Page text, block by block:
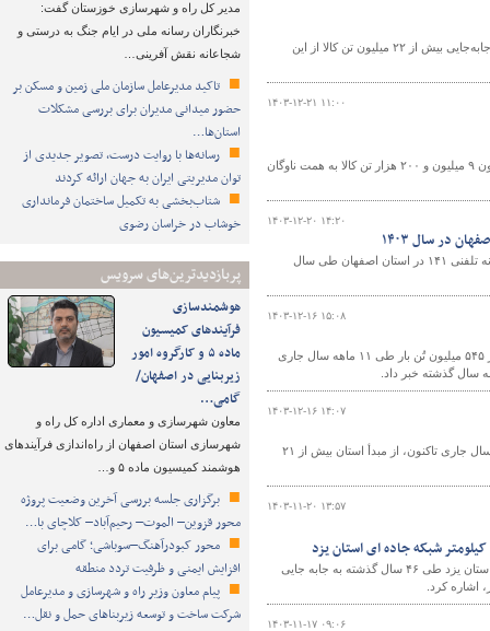
مدیر کل راه و شهرسازی خوزستان گفت:
خبرنگاران رسانه ملی در ایام جنگ به درستی و
شجاعانه نقش آفرینی…
تاکید مدیرعامل سازمان ملی زمین و مسکن بر
حضور میدانی مدیران برای بررسی مشکلات
استان‌ها…
رسانه‌ها با روایت درست، تصویر جدیدی از
توان مدیریتی ایران به جهان ارائه کردند
شتاب‌بخشی به تکمیل ساختمان فرمانداری
خوشاب در خراسان رضوی
پربازدیدترین‌های سرویس
هوشمندسازی
فرآیندهای کمیسیون
ماده ۵ و کارگروه امور
زیربنایی در اصفهان/
گامی…
معاون شهرسازی و معماری اداره کل راه و
شهرسازی استان اصفهان از راه‌اندازی فرآیندهای
هوشمند کمیسیون ماده ۵ و…
برگزاری جلسه بررسی آخرین وضعیت پروژه
محور قزوین– الموت– رحیم‌آباد– کلاچای با…
محور کبودرآهنگ–سوباشی؛ گامی برای
افزایش ایمنی و ظرفیت تردد منطقه
پیام معاون وزیر راه و شهرسازی و مدیرعامل
شرکت ساخت و توسعه زیربناهای حمل و نقل…
رئیس اداره حمل و نقل کالای اداره کل راهداری و حمل و نقل جاده ای استان مازندران از جابه‌جایی بیش از ۲۲ میلیون تن کالا از این
۱۴۰۳-۱۲-۲۱ ۱۱:۰۰
سرپرست اداره‌ کل راهداری و حمل و نقل جاده‌ای استان بوشهر گفت: از ابتدای سال تاکنون ۹ میلیون و ۲۰۰ هزار تن کالا به همت ناوگان
۱۴۰۳-۱۲-۲۰ ۱۴:۲۰
رئیس مرکز مدیریت راه‌های استان اصفهان از پاسخگویی به ۶۱ هزار و ۸۷۸ تماس به سامانه تلفنی ۱۴۱ در استان اصفهان طی سال
۱۴۰۳-۱۲-۱۶ ۱۵:۰۸
مدیرکل دفتر حمل و نقل کالای سازمان راهداری و حمل و نقل جاده‌ای از جابه‌جایی بیش از ۵۴۵ میلیون تُن بار طی ۱۱ ماهه سال جاری
۱۴۰۳-۱۲-۱۶ ۱۴:۰۷
معاون حمل و نقل اداره کل راهداری و حمل و نقل جاده‌ای استان مرکزی گفت: از ابتدای سال جاری تاکنون، از مبدأ استان بیش از ۲۱
۱۴۰۳-۱۱-۲۰ ۱۳:۵۷
مدیرکل راهداری و حمل و نقل جاده ای استان یزد در بیان دستاوردهای مجموعه راهداری استان یزد طی ۴۶ سال گذشته به جابه جایی
۱۴۰۳-۱۱-۱۷ ۰۹:۰۶